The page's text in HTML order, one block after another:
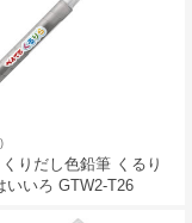
りだし色鉛筆 くるり
いいろ GTW2-T26